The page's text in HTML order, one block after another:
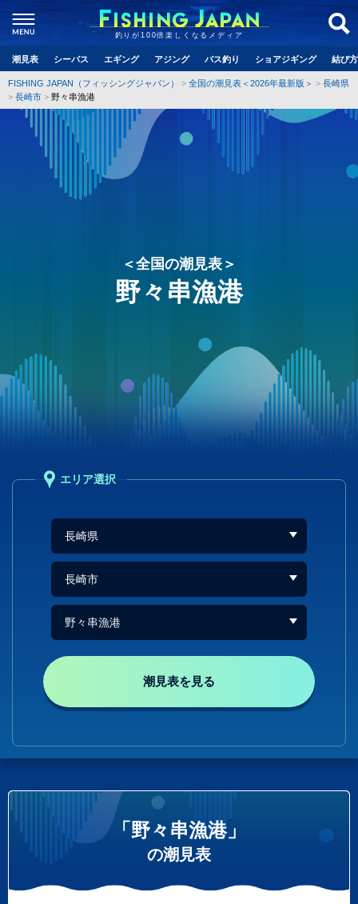
釣りが100倍楽しくなるメディア
潮見表 シーバス エギング アジング バス釣り ショアジギング 結び
FISHING JAPAN（フィッシングジャパン） 全国の潮見表＜2026年最新版＞
長崎県
長崎市
野々串漁港
＜全国の潮見表＞
野々串漁港
エリア選択
潮見表を見る
「野々串漁港」
の潮見表